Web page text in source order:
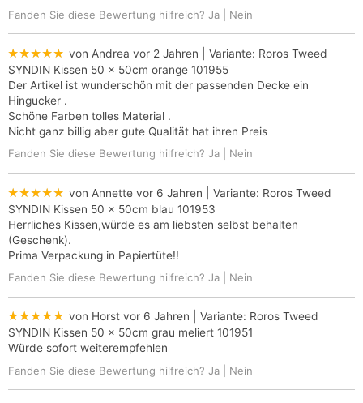
Fanden Sie diese Bewertung hilfreich? Ja Nein
★★★★★ von Andrea vor 2 Jahren | Variante: Roros Tweed
SYNDIN Kissen 50 x 50cm orange 101955
Der Artikel ist wunderschön mit der passenden Decke ein
Hingucker .
Schöne Farben tolles Material .
Nicht ganz billig aber gute Qualität hat ihren Preis
Fanden Sie diese Bewertung hilfreich? Ja Nein
★★★★★ von Annette vor 6 Jahren | Variante: Roros Tweed
SYNDIN Kissen 50 x 50cm blau 101953
Herrliches Kissen,würde es am liebsten selbst behalten
(Geschenk).
Prima Verpackung in Papiertüte!!
Fanden Sie diese Bewertung hilfreich? Ja Nein
★★★★★ von Horst vor 6 Jahren | Variante: Roros Tweed
SYNDIN Kissen 50 x 50cm grau meliert 101951
Würde sofort weiterempfehlen
Fanden Sie diese Bewertung hilfreich? Ja Nein